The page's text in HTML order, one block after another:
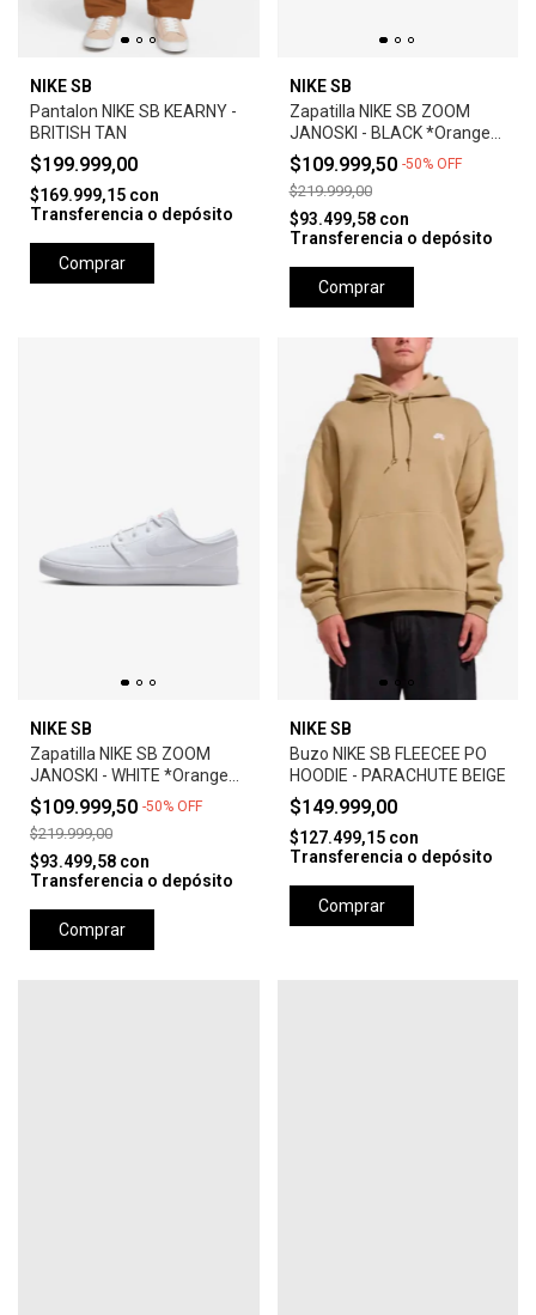
NIKE SB
Pantalon NIKE SB KEARNY -
BRITISH TAN
$199.999,00
$169.999,15 con
Transferencia o depósito
Comprar
NIKE SB
Zapatilla NIKE SB ZOOM
JANOSKI - BLACK *Orange
Label*
$109.999,50 -50% OFF
$219.999,00
$93.499,58 con
Transferencia o depósito
Comprar
NIKE SB
Zapatilla NIKE SB ZOOM
JANOSKI - WHITE *Orange
Label*
$109.999,50 -50% OFF
$219.999,00
$93.499,58 con
Transferencia o depósito
Comprar
NIKE SB
Buzo NIKE SB FLEECEE PO
HOODIE - PARACHUTE BEIGE
$149.999,00
$127.499,15 con
Transferencia o depósito
Comprar